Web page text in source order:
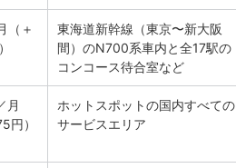
（＋
東海道新幹線（東京〜新大阪
間）のN700系車内と全17駅の
コンコース待合室など
月
円）
ホットスポットの国内すべての
サービスエリア